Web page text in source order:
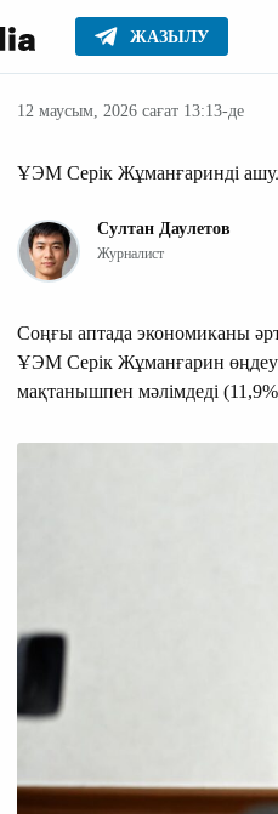
ЖАЗЫЛУ
Басты Жаңалықтар
12 маусым, 2026 сағат 13:13-де
ҰЭМ Серік Жұманғаринді
Султан Даулетов
Журналист
Соңғы аптада экономиканы
ҰЭМ Серік Жұманғарин өңдеу
мақтанышпен мәлімдеді